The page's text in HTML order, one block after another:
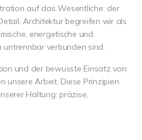
auf das Wesentliche: der
Architektur begreifen wir als
energetische und
verbunden sind.
und der bewusste Einsatz von
unsere Arbeit. Diese Prinzipien
Haltung: präzise,